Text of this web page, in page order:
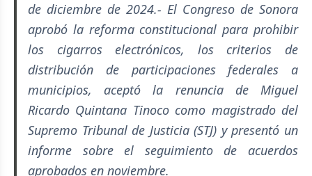
de diciembre de 2024.- El Congreso de Sonora
aprobó la reforma constitucional para prohibir
los cigarros electrónicos, los criterios de
distribución de participaciones federales a
municipios, aceptó la renuncia de Miguel
Ricardo Quintana Tinoco como magistrado del
Supremo Tribunal de Justicia (STJ) y presentó un
informe sobre el seguimiento de acuerdos
aprobados en noviembre.